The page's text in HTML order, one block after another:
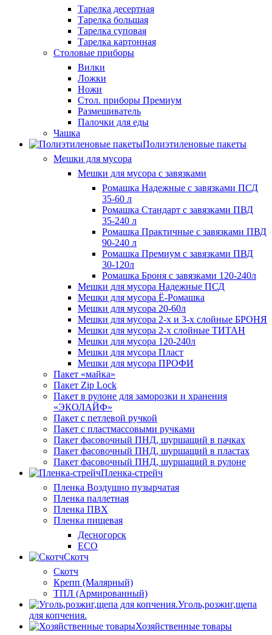
Тарелка десертная
Тарелка большая
Тарелка суповая
Тарелка картонная
Столовые приборы
Вилки
Ложки
Ножи
Стол. приборы Премиум
Размешиватель
Палочки для еды
Чашка
Полиэтиленовые пакеты
Мешки для мусора
Мешки для мусора с завязками
Ромашка Надежные с завязками ПСД
35-60 л
Ромашка Стандарт с завязками ПВД
35-240 л
Ромашка Практичные с завязками ПВД
90-240 л
Ромашка Премиум с завязками ПВД
30-120л
Ромашка Броня с завязками 120-240л
Мешки для мусора Надежные ПСД
Мешки для мусора Ё-Ромашка
Мешки для мусора 20-60л
Мешки для мусора 2-х и 3-х слойные БРОНЯ
Мешки для мусора 2-х слойные ТИТАН
Мешки для мусора 120-240л
Мешки для мусора Пласт
Мешки для мусора ПРОФИ
Пакет «майка»
Пакет Zip Lock
Пакет в рулоне для заморозки и хранения
«ЭКОЛАЙФ»
Пакет с петлевой ручкой
Пакет с пластмассовыми ручками
Пакет фасовочный ПНД, шуршащий в пачках
Пакет фасовочный ПНД, шуршащий в пластах
Пакет фасовочный ПНД, шуршащий в рулоне
Пленка-стрейч
Пленка Воздушно пузырчатая
Пленка паллетная
Пленка ПВХ
Пленка пищевая
Десногорск
ECO
Скотч
Скотч
Крепп (Малярный)
ТПЛ (Армированный)
Уголь,розжиг,щепа
для копчения.
Хозяйственные товары